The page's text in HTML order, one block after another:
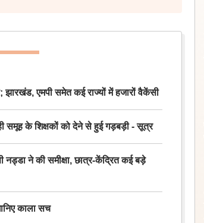
एमपी समेत कई राज्यों में हजारों वैकेंसी
के शिक्षकों को देने से हुई गड़बड़ी - सूत्र
ने की समीक्षा, छात्र-केंद्रित कई बड़े
काला सच